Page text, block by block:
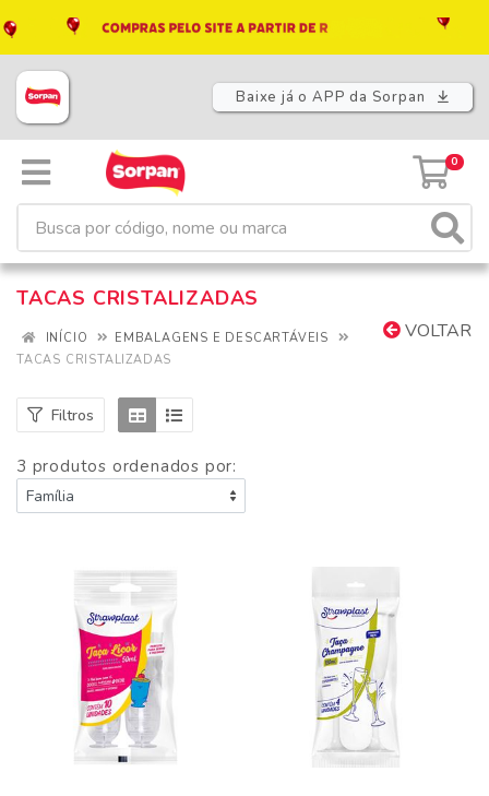
Baixe já o APP da Sorpan
0
TACAS CRISTALIZADAS
VOLTAR
INÍCIO
EMBALAGENS E DESCARTÁVEIS
TACAS CRISTALIZADAS
Filtros
3 produtos ordenados por: